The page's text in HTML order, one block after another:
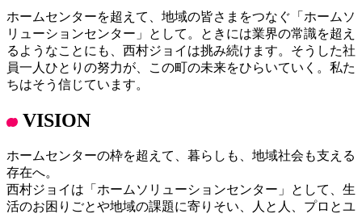
ホームセンターを超えて、地域の皆さまをつなぐ「ホームソ
リューションセンター」として。ときには業界の常識を超え
るようなことにも、西村ジョイは挑み続けます。そうした社
員一人ひとりの努力が、この町の未来をひらいていく。私た
ちはそう信じています。
VISION
ホームセンターの枠を超えて、暮らしも、地域社会も支える
存在へ。
西村ジョイは「ホームソリューションセンター」として、生
活のお困りごとや地域の課題に寄りそい、人と人、プロとユ